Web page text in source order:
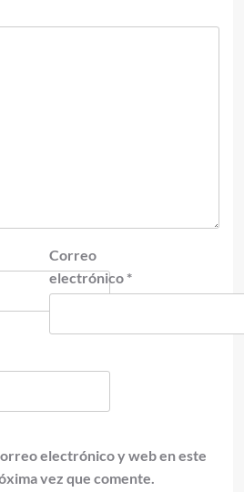
Correo
electrónico *
electrónico y web en este
vez que comente.